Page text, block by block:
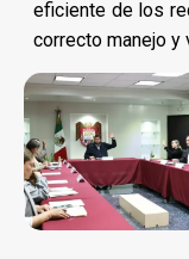
eficiente de los
correcto manejo y